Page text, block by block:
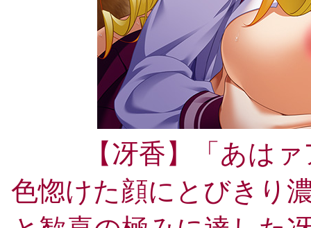
【冴香】「あは
色惚けた顔にとびきり